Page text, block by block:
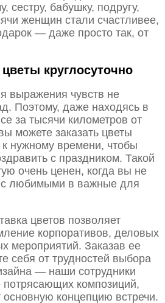
сестру, бабушку, подругу,
женщин стали счастливее,
— даже просто так, от
круглосуточно
выражения чувств не
Поэтому, даже находясь в
за тысячи километров от
можете заказать цветы
нужному времени, чтобы
с праздником. Такой
очень ценен, когда вы не
любимыми в важные для
цветов позволяет
корпоративов, деловых
мероприятий. Заказав ее
себя от трудностей выбора
— наши сотрудники
потрясающих композиций,
основную концепцию встречи.